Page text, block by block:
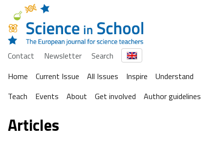
Contact Newsletter
Search
Home
Current Issue All Issues Inspire
Understand
Teach
Events About Get involved Author guidelines
Articles